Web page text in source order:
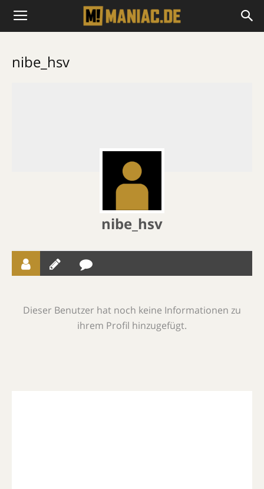
nibe_hsv
nibe_hsv
Dieser Benutzer hat noch keine Informationen zu
ihrem Profil hinzugefügt.